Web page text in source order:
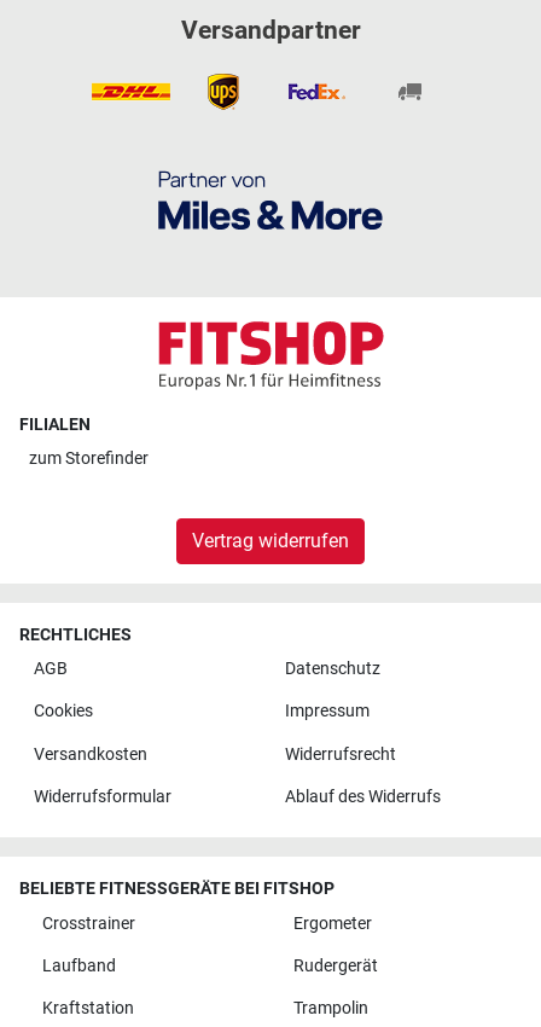
Versandpartner
FILIALEN
zumStorefinder
Vertrag widerrufen
RECHTLICHES
AGB
Datenschutz
Cookies Impressum
Versandkosten Widerrufsrecht
Widerrufsformular Ablauf des Widerrufs
BELIEBTE FITNESSGERÄTE BEI FITSHOP
Crosstrainer
Ergometer
Laufband Rudergerät
Kraftstation Trampolin